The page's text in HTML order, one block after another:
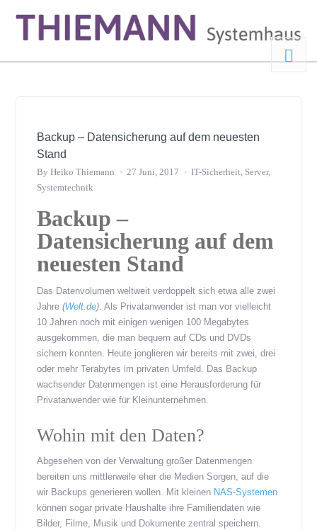
Backup – Datensicherung auf dem neuesten
Stand
ByHeiko Thiemann 27 Juni, 2017 IT-Sicherheit Server,
Systemtechnik
Backup –
Datensicherung auf dem
neuesten Stand
Das Datenvolumen weltweit verdoppelt sich etwa alle zwei
Jahre(Welt.de) . Als Privatanwender ist man vor vielleicht
10 Jahren noch mit einigen wenigen 100 Megabytes
ausgekommen, die man bequem auf CDs und DVDs
sichern konnten. Heute jonglieren wir bereits mit zwei, drei
oder mehr Terabytes im privaten Umfeld. Das Backup
wachsender Datenmengen ist eine Herausforderung für
Privatanwender wie für Kleinunternehmen.
Wohin mit den Daten?
Abgesehen von der Verwaltung großer Datenmengen
bereiten uns mittlerweile eher die Medien Sorgen, auf die
wir Backups generieren wollen. Mit kleinen NAS-Systemen
können sogar private Haushalte ihre Familiendaten wie
Bilder, Filme, Musik und Dokumente zentral speichern.